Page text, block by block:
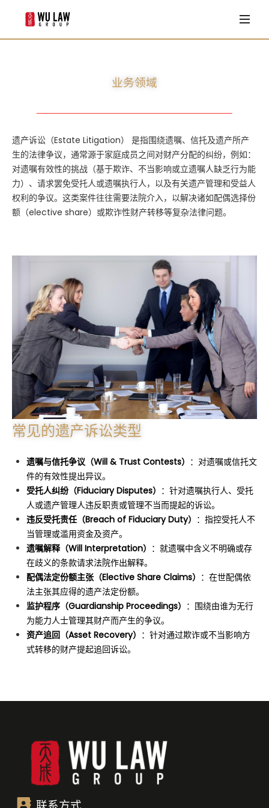
首页
Louisa Wu
Shan zhu
William S. Ravenell II
Adam S. Kopchian
Emily L. Robinson
客户评价
法律专栏
常见问题
联系我们
业务领域
遗产诉讼（Estate Litigation） 是指围绕遗嘱、信托及遗产所产
生的法律争议，通常源于家庭成员之间对财产分配的纠纷，例如：
对遗嘱有效性的挑战（基于欺诈、不当影响或立遗嘱人缺乏行为能
力）、请求罢免受托人或遗嘱执行人，以及有关遗产管理和受益人
权利的争议。这类案件往往需要法院介入，以解决诸如配偶选择份
额（elective share）或欺诈性财产转移等复杂法律问题。
常见的遗产诉讼类型
遗嘱与信托争议（Will & Trust Contests） ：对遗嘱或信托文
件的有效性提出异议。
受托人纠纷（Fiduciary Disputes） ：针对遗嘱执行人、受托
人或遗产管理人违反职责或管理不当而提起的诉讼。
违反受托责任（Breach of Fiduciary Duty） ：指控受托人不
当管理或滥用资金及资产。
遗嘱解释（Will Interpretation） ：就遗嘱中含义不明确或存
在歧义的条款请求法院作出解释。
配偶法定份额主张（Elective Share Claims） ：在世配偶依
法主张其应得的遗产法定份额。
监护程序（Guardianship Proceedings） ：围绕由谁为无行
为能力人士管理其财产而产生的争议。
资产追回（Asset Recovery） ：针对通过欺诈或不当影响方
式转移的财产提起追回诉讼。
联系方式